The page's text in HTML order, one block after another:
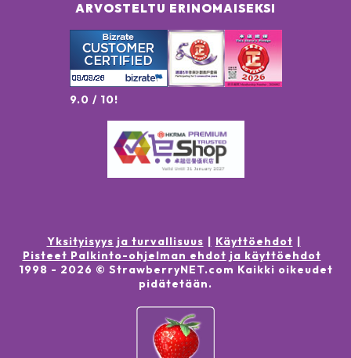
ARVOSTELTU ERINOMAISEKSI
9.0 / 10!
Yksityisyys ja turvallisuus
Käyttöehdot
Pisteet Palkinto-ohjelman ehdot ja käyttöehdot
1998 - 2026 © StrawberryNET.com Kaikki oikeudet
pidätetään.